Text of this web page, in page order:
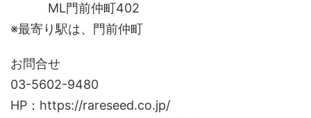
ML門前仲町402
※最寄り駅は、門前仲町
お問合せ
03-5602-9480
HP：https://rareseed.co.jp/